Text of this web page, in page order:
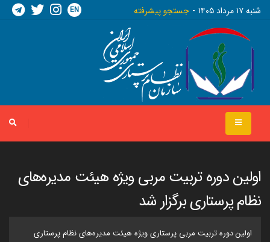
شنبه ١٧ مرداد ١٤٠٥ جستجو پیشرفته EN
اولین دوره تربیت مربی ویژه هیئت مدیره‌های
نظام پرستاری برگزار شد
اولین دوره تربیت مربی پرستاری ویژه هیئت مدیره‌های نظام پرستاری